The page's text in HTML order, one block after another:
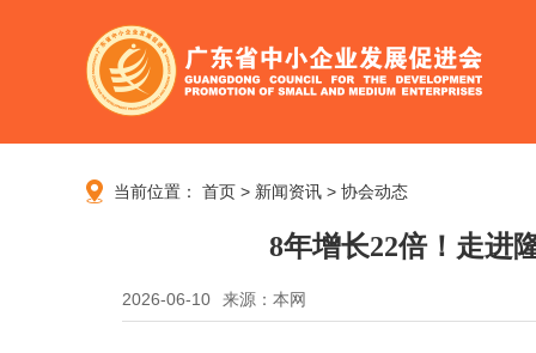
当前位置： 首页 > 新闻资讯 > 协会动态
8年增长22倍！走进
2026-06-10 来源：本网